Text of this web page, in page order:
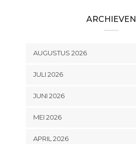
ARCHIEVEN
AUGUSTUS 2026
JULI 2026
JUNI 2026
MEI 2026
APRIL 2026